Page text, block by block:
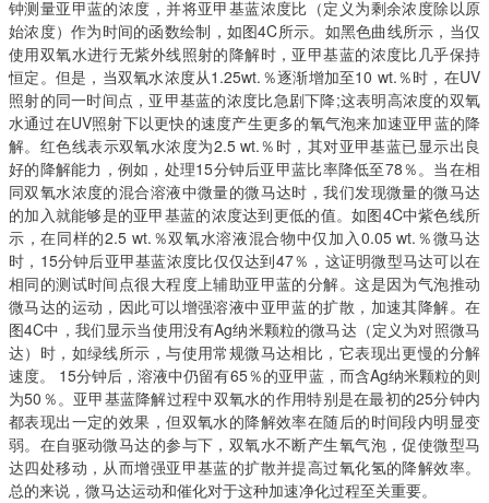
钟测量亚甲蓝的浓度，并将亚甲基蓝浓度比（定义为剩余浓度除以原
始浓度）作为时间的函数绘制，如图4C所示。如黑色曲线所示，当仅
使用双氧水进行无紫外线照射的降解时，亚甲基蓝的浓度比几乎保持
恒定。但是，当双氧水浓度从1.25wt.％逐渐增加至10 wt.％时，在UV
照射的同一时间点，亚甲基蓝的浓度比急剧下降;这表明高浓度的双氧
水通过在UV照射下以更快的速度产生更多的氧气泡来加速亚甲蓝的降
解。红色线表示双氧水浓度为2.5 wt.％时，其对亚甲基蓝已显示出良
好的降解能力，例如，处理15分钟后亚甲蓝比率降低至78％。当在相
同双氧水浓度的混合溶液中微量的微马达时，我们发现微量的微马达
的加入就能够是的亚甲基蓝的浓度达到更低的值。如图4C中紫色线所
示，在同样的2.5 wt.％双氧水溶液混合物中仅加入0.05 wt.％微马达
时，15分钟后亚甲基蓝浓度比仅仅达到47％，这证明微型马达可以在
相同的测试时间点很大程度上辅助亚甲蓝的分解。这是因为气泡推动
微马达的运动，因此可以增强溶液中亚甲蓝的扩散，加速其降解。在
图4C中，我们显示当使用没有Ag纳米颗粒的微马达（定义为对照微马
达）时，如绿线所示，与使用常规微马达相比，它表现出更慢的分解
速度。 15分钟后，溶液中仍留有65％的亚甲蓝，而含Ag纳米颗粒的则
为50％。亚甲基蓝降解过程中双氧水的作用特别是在最初的25分钟内
都表现出一定的效果，但双氧水的降解效率在随后的时间段内明显变
弱。在自驱动微马达的参与下，双氧水不断产生氧气泡，促使微型马
达四处移动，从而增强亚甲基蓝的扩散并提高过氧化氢的降解效率。
总的来说，微马达运动和催化对于这种加速净化过程至关重要。